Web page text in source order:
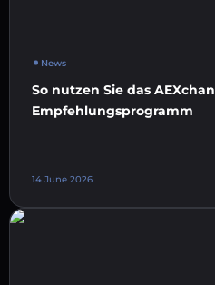
News
So nutzen Sie das
Empfehlungsprogramm
14 June 2026